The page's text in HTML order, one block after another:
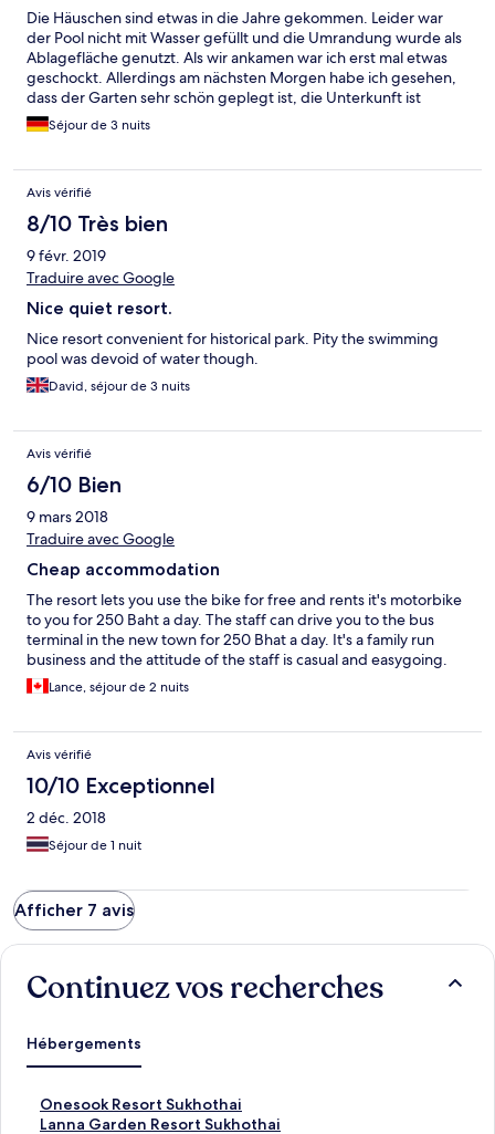
Die Häuschen sind etwas in die Jahre gekommen. Leider war
der Pool nicht mit Wasser gefüllt und die Umrandung wurde als
Ablagefläche genutzt. Als wir ankamen war ich erst mal etwas
geschockt. Allerdings am nächsten Morgen habe ich gesehen,
dass der Garten sehr schön geplegt ist, die Unterkunft ist
einfach aber insgesamt sauber und vor allem war es auch sehr
ruhig. Man muss mit dem Tuktuk 10 Minuten von der Old City
entfernt ist essen. Das Essen dort hat mir gut geschmeckt, die
Atmosphäre war sehr familiär. Da es das Hotel mit den
wenigsten Sternen auf unserer Reise war, kann ich nicht
beurteilen, wir andere 2 Sterne Hotels ausgestattet sind.
Insgesamt hat mir die einfache aber sehr nette Anlage sehr gut
gefallen. Die Umgebung fand ich sehr schön. Bin morgens die
angesehen. Finde das lohnt sich. Auch der ein paar hundert
Meter entfernte Tempel auf dem Berg ist sehr schön.
Séjour de 3 nuits
Avis vérifié
8/10 Très bien
9 févr. 2019
Traduire avec Google
Nice quiet resort.
Nice resort convenient for historical park. Pity the swimming
pool was devoid of water though.
David, séjour de 3 nuits
Avis vérifié
6/10 Bien
9 mars 2018
Traduire avec Google
Cheap accommodation
The resort lets you use the bike for free and rents it's motorbike
to you for 250 Baht a day. The staff can drive you to the bus
terminal in the new town for 250 Bhat a day. It's a family run
business and the attitude of the staff is casual and easygoing.
Lance, séjour de 2 nuits
Avis vérifié
10/10 Exceptionnel
2 déc. 2018
Séjour de 1 nuit
Afficher 7 avis
Continuez vos recherches
Hébergements
Onesook Resort Sukhothai
L
iLanna Garden Resort Sukhothai
L